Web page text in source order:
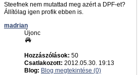
Steefnek nem mutattad meg azért a DPF-et?
Állítólag igen profik ebben is.
madrian
Újonc
Hozzászólások: 50
Csatlakozott: 2012.05.30. 19:13
Blog: Blog megtekintése (0)